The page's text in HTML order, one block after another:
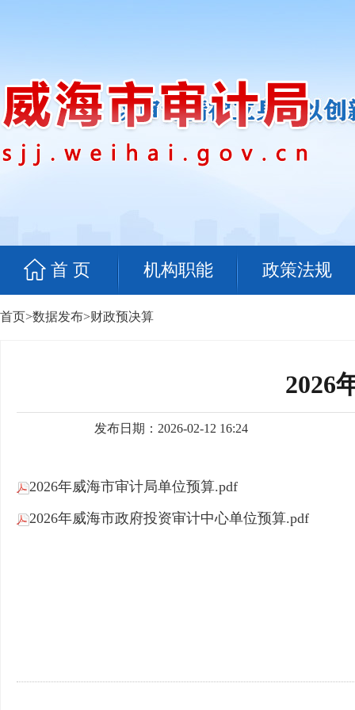
首 页 机构职能 政策法规
首页>数据发布>财政预决算
2026
发布日期：2026-02-12 16:24
2026年威海市审计局单位预算.pdf
2026年威海市政府投资审计中心单位预算.pdf